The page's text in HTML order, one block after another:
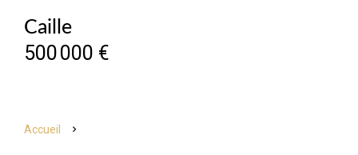
Caille
500 000 €
Accueil